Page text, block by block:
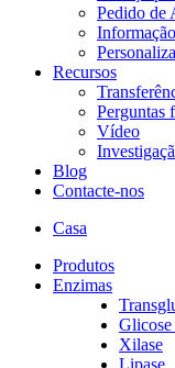
Pedido de
Recursos
Perguntas
Vídeo
Blog
Contacte-nos
Casa
Produtos
Enzimas
Xilase
Lipase